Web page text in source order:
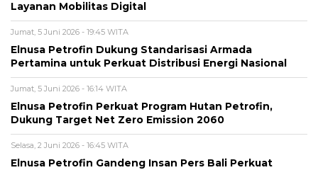
Layanan Mobilitas Digital
Jumat, 5 Juni 2026 - 19:45 WITA
Elnusa Petrofin Dukung Standarisasi Armada
Pertamina untuk Perkuat Distribusi Energi Nasional
Jumat, 5 Juni 2026 - 16:14 WITA
Elnusa Petrofin Perkuat Program Hutan Petrofin,
Dukung Target Net Zero Emission 2060
Selasa, 2 Juni 2026 - 16:45 WITA
Elnusa Petrofin Gandeng Insan Pers Bali Perkuat